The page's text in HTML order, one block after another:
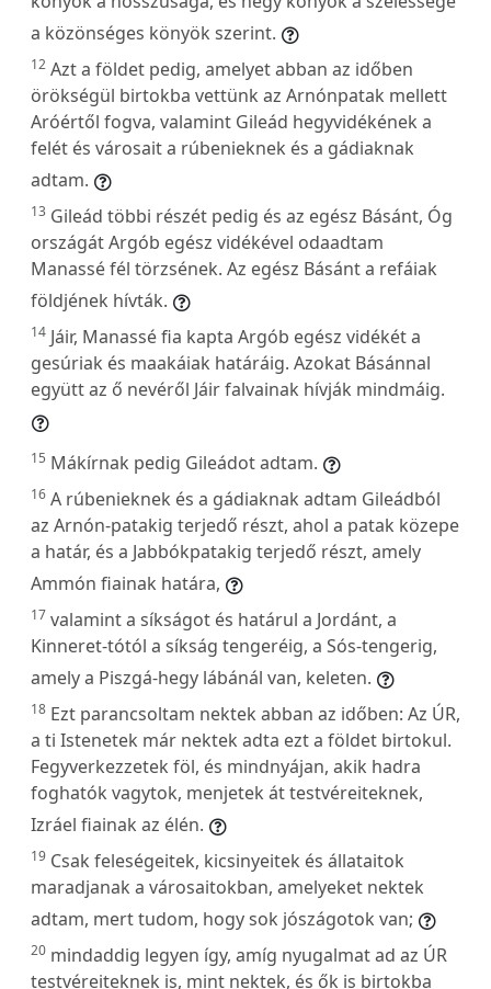
a közönséges könyök szerint.
12 Azt a földet pedig, amelyet abban az időben
örökségül birtokba vettünk az Arnónpatak mellett
Aróértől fogva, valamint Gileád hegyvidékének a
felét és városait a rúbenieknek és a gádiaknak
adtam.
13 Gileád többi részét pedig és az egész Básánt, Óg
országát Argób egész vidékével odaadtam
Manassé fél törzsének. Az egész Básánt a refáiak
földjének hívták.
14 Jáir, Manassé fia kapta Argób egész vidékét a
gesúriak és maakáiak határáig. Azokat Básánnal
együtt az ő nevéről Jáir falvainak hívják mindmáig.
15 Mákírnak pedig Gileádot adtam.
16 A rúbenieknek és a gádiaknak adtam Gileádból
az Arnón-patakig terjedő részt, ahol a patak közepe
a határ, és a Jabbókpatakig terjedő részt, amely
Ammón fiainak határa,
17 valamint a síkságot és határul a Jordánt, a
Kinneret-tótól a síkság tengeréig, a Sós-tengerig,
amely a Piszgá-hegy lábánál van, keleten.
18 Ezt parancsoltam nektek abban az időben: Az ÚR,
a ti Istenetek már nektek adta ezt a földet birtokul.
Fegyverkezzetek föl, és mindnyájan, akik hadra
foghatók vagytok, menjetek át testvéreiteknek,
Izráel fiainak az élén.
19 Csak feleségeitek, kicsinyeitek és állataitok
maradjanak a városaitokban, amelyeket nektek
adtam, mert tudom, hogy sok jószágotok van;
20 mindaddig legyen így, amíg nyugalmat ad az ÚR
testvéreiteknek is, mint nektek, és ők is birtokba